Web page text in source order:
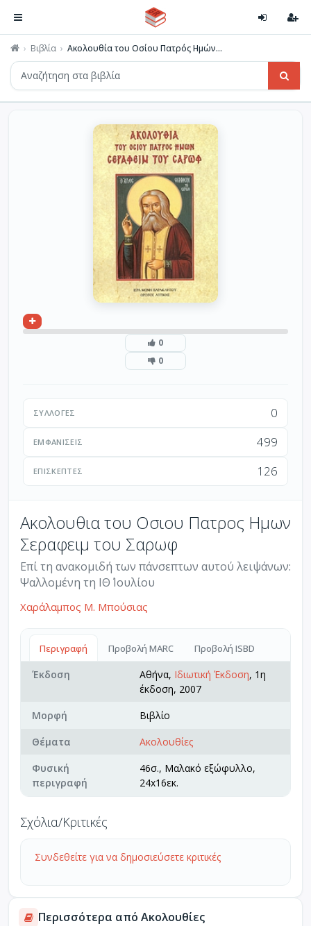
Βιβλία Ακολουθία του Οσίου Πατρός Ημών...
0
0
ΣΥΛΛΟΓΈΣ 0
ΕΜΦΑΝΊΣΕΙΣ 499
ΕΠΙΣΚΈΠΤΕΣ 126
Ακολουθια του Οσιου Πατρος Ημων
Σεραφειμ του Σαρωφ
Επί τη ανακομιδή των πάνσεπτων αυτού λειψάνων:
Ψαλλομένη τη ΙΘ΄ Ιουλίου
Χαράλαμπος Μ. Μπούσιας
Περιγραφή Προβολή MARC Προβολή ISBD
Έκδοση Αθήνα, Ιδιωτική Έκδοση, 1η
έκδοση, 2007
Μορφή
Βιβλίο
Θέματα
Ακολουθίες
Φυσική
περιγραφή
46σ., Μαλακό εξώφυλλο,
24x16εκ.
Σχόλια/Κριτικές
Συνδεθείτε για να δημοσιεύσετε κριτικές
Περισσότερα από Ακολουθίες